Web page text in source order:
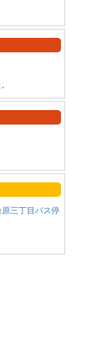
三丁目バス停